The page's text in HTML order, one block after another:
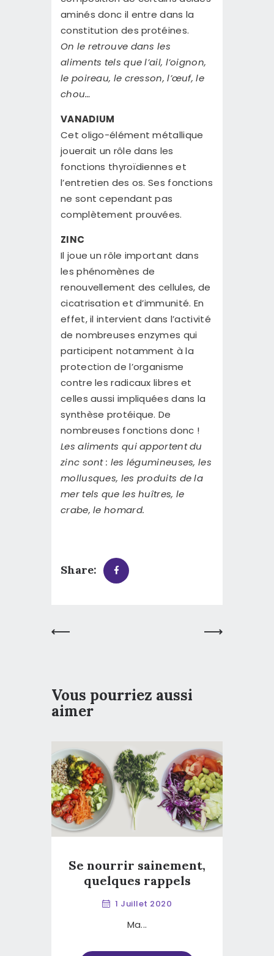
aminés donc il entre dans la
constitution des protéines.
On le retrouve dans les
aliments tels que l’ail, l’oignon,
le poireau, le cresson, l’œuf, le
chou…
VANADIUM
Cet oligo-élément métallique
jouerait un rôle dans les
fonctions thyroïdiennes et
l’entretien des os. Ses fonctions
ne sont cependant pas
complètement prouvées.
ZINC
Il joue un rôle important dans
les phénomènes de
renouvellement des cellules, de
cicatrisation et d’immunité. En
effet, il intervient dans l’activité
de nombreuses enzymes qui
participent notamment à la
protection de l’organisme
contre les radicaux libres et
celles aussi impliquées dans la
synthèse protéique. De
nombreuses fonctions donc !
Les aliments qui apportent du
zinc sont : les légumineuses, les
mollusques, les produits de la
mer tels que les huîtres, le
crabe, le homard.
Share:
Vous pourriez aussi
aimer
Se nourrir sainement,
quelques rappels
1 Juillet 2020
Ma...